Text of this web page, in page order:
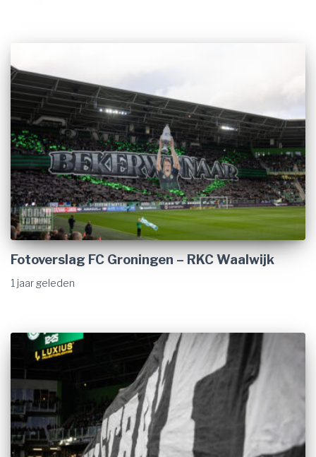
Fotoverslag FC Groningen – RKC Waalwijk
1 jaar geleden